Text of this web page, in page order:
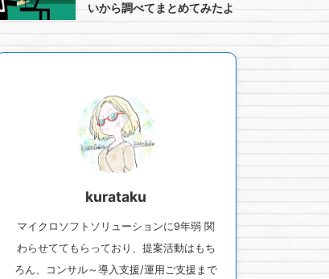
いから調べてまとめてみたよ
kurataku
マイクロソフトソリューションに9年弱 関
わらせててもらっており、提案活動はもち
ろん、コンサル～導入支援/運用ご支援まで